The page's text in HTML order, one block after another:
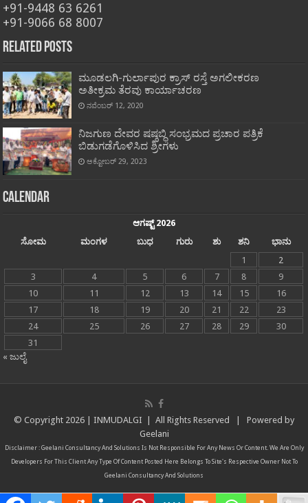
+91-9448 63 6261
+91-9066 68 8007
Related Posts
ಮೂಡಲಗಿ-ಗುರ್ಲಾಪುರ ಕ್ರಾಸ್ ರಸ್ತೆ ಅಗಲೀಕರಣ
ಅತೀಕ್ರಮ ತೆರವು ಕಾರ್ಯಾಚರಣ
ನವೆಂಬರ್ 12, 2020
ನಿಜಗುಣ ದೇವರ ಷಷ್ಠಬ್ಧಿ ಸಂಭ್ರಮದ ಪ್ರಚಾರ ಪತ್ರಿಕೆ
ಬಿಡುಗಡೆಗೊಳಿಸಿದ ಶ್ರೀಗಳು
ಅಕ್ಟೋಬರ್ 29, 2023
Calendar
ಆಗಷ್ಟ್ 2026
ಸೋಮ
ಮಂಗಳ ಬುಧ ಗುರು ಶು ಶನಿ
ಭಾನು
1
2
3
4 5 6 7 8
9
10
11 12 13 14 15
16
17
18 19 20 21 22
23
24
25 26 27 28 29
30
31
« ಜುಲೈ
© Copyright 2026 | INMUDALGI | All Rights Reserved | Powered by
Geelani
Disclaimer : Geelani Consultancy And Solutions Is Not Responsible For Any News Or Content. We Are Only
Developers For This Client Any Type Of Content Posted Here Belongs To Site's Respective Owner Not To
Geelani Consultancy And Solutions